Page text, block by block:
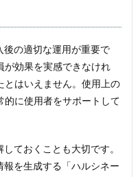
後の適切な運用が重要で
が効果を実感できなけれ
とはいえません。使用上の
的に使用者をサポートして
ておくことも大切です。
を生成する「ハルシネー